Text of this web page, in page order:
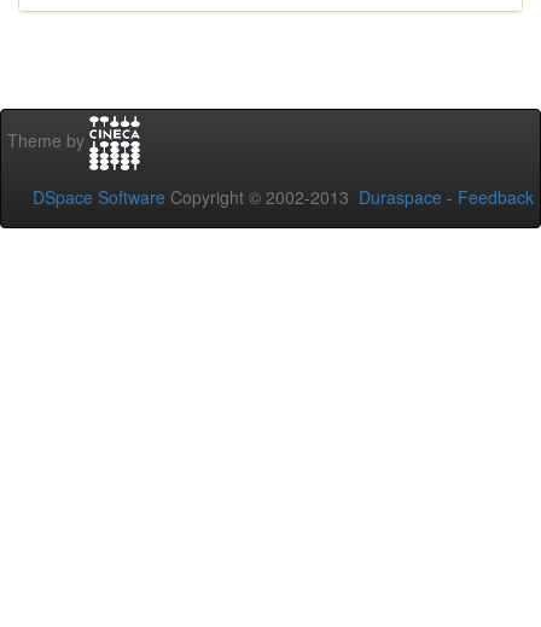
Theme by
DSpace Software Copyright © 2002-2013 Duraspace - Feedback